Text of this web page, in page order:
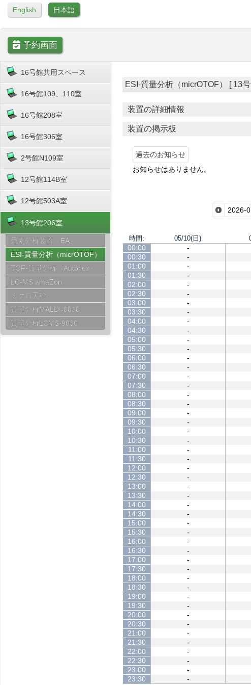
English 日本語
予約画面
16号館共用スペース
16号館109、110室
16号館208室
16号館306室
2号館N109室
12号館114B室
12号館503A室
13号館206室
元素分析装置（EA）
ESI-質量分析（micrOTOF）
TOF-質量分析（Autoflex）
LC-MS amaZon
ミクロ天秤
質量分析MALDI-8030
質量分析LCMS-9030
ESI-質量分析（micrOTOF） [ 13
装置の詳細情報
装置の掲示板
過去のお知らせ
お知らせはありません。
時間: 05/10(日)
00:00 -
00:30
-
01:00
-
01:30
-
02:00
-
02:30
-
03:00
-
03:30
-
04:00
-
04:30
-
05:00
-
05:30
-
06:00
-
06:30
-
07:00
-
07:30
-
08:00
-
08:30
-
09:00
-
09:30
-
10:00
-
10:30
-
11:00
-
11:30
-
12:00
-
12:30
-
13:00
-
13:30
-
14:00
-
14:30
-
15:00
-
15:30
-
16:00
-
16:30
-
17:00
-
17:30
-
18:00
-
18:30
-
19:00
-
19:30
-
20:00
-
20:30
-
21:00
-
21:30
-
22:00
-
22:30
-
23:00
-
23:30
-